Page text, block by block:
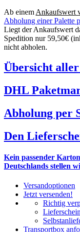
Ab einem Ankaufswert
Abholung einer Palette
Liegt der Ankaufswert
Spedition nur 59,50€
nicht abholen.
Übersicht
DHL
Abholung per
Den
Kein passender
Deutschlands stellen
Versandoptionen
Jetzt versenden!
Richtig
Lieferschein
Transportbox